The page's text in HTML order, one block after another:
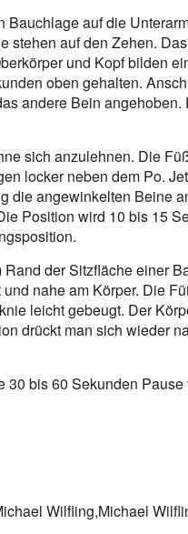
Bauchlage auf die
stehen auf den Zehen.
und Kopf bilden
oben gehalten.
andere Bein
sich anzulehnen. Die
locker neben dem Po.
die angewinkelten Beine
Position wird 10 bis 15
der Sitzfläche einer
nahe am Körper. Die
leicht gebeugt. Der
drückt man sich wieder
bis 60 Sekunden Pause
Wilfling,Michael